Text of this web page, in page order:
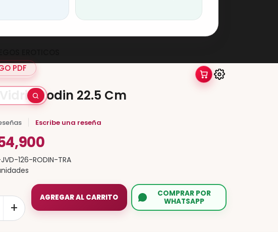
PDF
Vidrio Rodin 22.5 Cm
Escribe una reseña
126-RODIN-TRA
+
AGREGAR AL CARRITO
COMPRAR POR
WHATSAPP